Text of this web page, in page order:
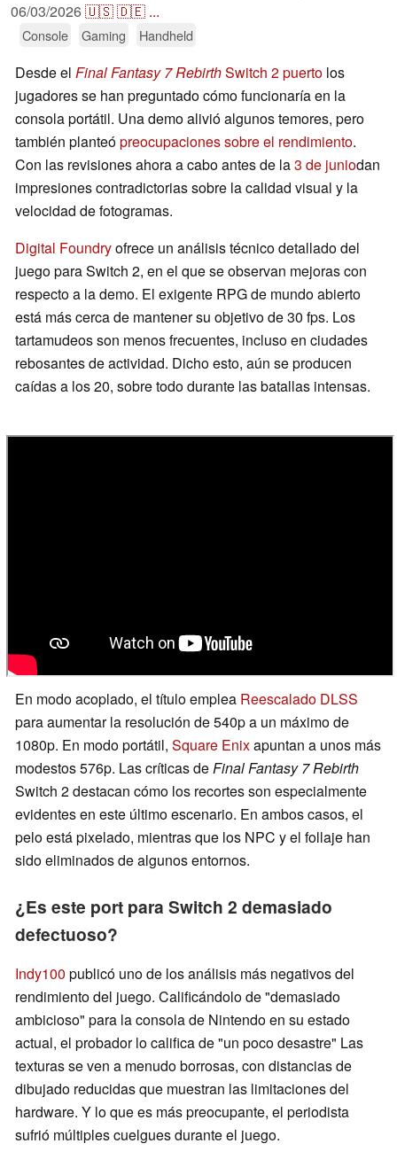
06/03/2026🇺🇸🇩🇪 ...
Console Gaming Handheld
Desde el Final Fantasy 7 RebirthSwitch 2 puerto los
jugadores se han preguntado cómo funcionaría en la
consola portátil. Una demo alivió algunos temores, pero
también planteópreocupaciones sobre el rendimiento.
Con las revisiones ahora a cabo antes de la3 de juniodan
impresiones contradictorias sobre la calidad visual y la
velocidad de fotogramas.
Digital Foundryofrece un análisis técnico detallado del
juego para Switch 2, en el que se observan mejoras con
respecto a la demo. El exigente RPG de mundo abierto
está más cerca de mantener su objetivo de 30 fps. Los
tartamudeos son menos frecuentes, incluso en ciudades
rebosantes de actividad. Dicho esto, aún se producen
caídas a los 20, sobre todo durante las batallas intensas.
En modo acoplado, el título emplea Reescalado DLSS
para aumentar la resolución de 540p a un máximo de
1080p. En modo portátil, Square Enixapuntan a unos más
modestos 576p. Las críticas deFinal Fantasy 7 Rebirth
Switch 2 destacan cómo los recortes son especialmente
evidentes en este último escenario. En ambos casos, el
pelo está pixelado, mientras que los NPC y el follaje han
sido eliminados de algunos entornos.
¿Es este port para Switch 2 demasiado
defectuoso?
Indy100 publicó uno de los análisis más negativos del
rendimiento del juego. Calificándolo de "demasiado
ambicioso" para la consola de Nintendo en su estado
actual, el probador lo califica de "un poco desastre" Las
texturas se ven a menudo borrosas, con distancias de
dibujado reducidas que muestran las limitaciones del
hardware. Y lo que es más preocupante, el periodista
sufrió múltiples cuelgues durante el juego.